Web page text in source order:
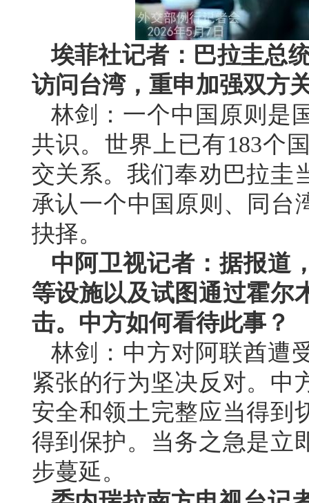
埃菲社记者：巴拉圭总
访问台湾，重申加强双方
林剑：一个中国原则是
共识。世界上已有183个
交关系。我们奉劝巴拉圭
承认一个中国原则、同台
抉择。
中阿卫视记者：据报道
等设施以及试图通过霍尔
击。中方如何看待此事？
林剑：中方对阿联酋遭
紧张的行为坚决反对。中
安全和领土完整应当得到
得到保护。当务之急是立
步蔓延。